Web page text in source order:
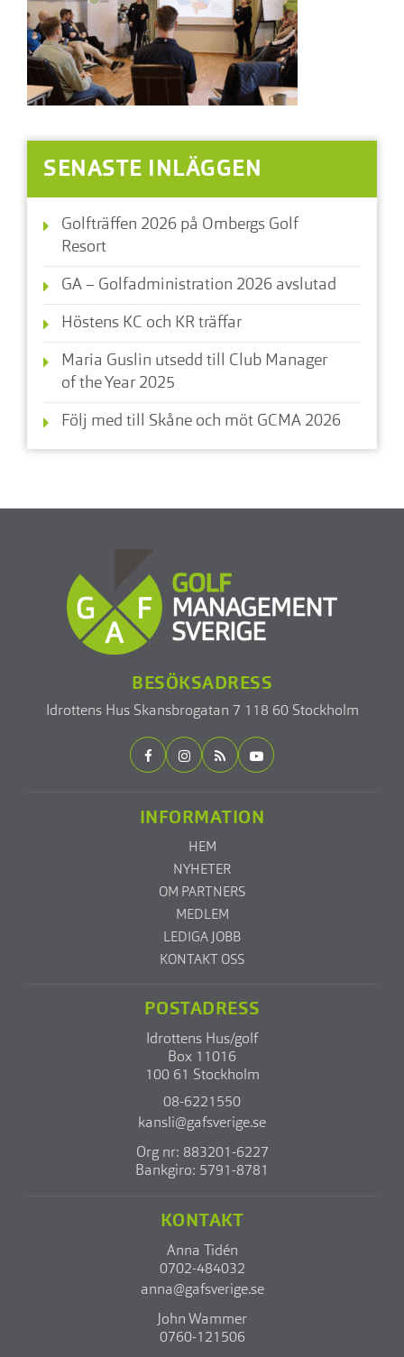
SENASTE INLÄGGEN
Golfträffen 2026 på Ombergs Golf
Resort
GA – Golfadministration 2026 avslutad
Höstens KC och KR träffar
Maria Guslin utsedd till Club Manager
of the Year 2025
Följ med till Skåne och möt GCMA 2026
BESÖKSADRESS
Idrottens HusSkansbrogatan 7 118 60 Stockholm
INFORMATION
HEM
NYHETER
OM PARTNERS
MEDLEM
LEDIGA JOBB
KONTAKT OSS
POSTADRESS
Idrottens Hus/golf
Box 11016
100 61 Stockholm
08-6221550
kansli@gafsverige.se
Org nr: 883201-6227
Bankgiro: 5791-8781
KONTAKT
Anna Tidén
0702-484032
anna@gafsverige.se
John Wammer
0760-121506